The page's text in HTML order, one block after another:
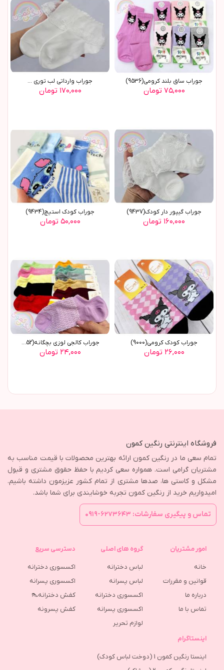
جوراب ساق بلند کرومي(9536)
۷۵,۰۰۰ تومان
جوراب وارداتي لب توري ...
۱۷۰,۰۰۰ تومان
جوراب گيپور دار کودک(9437)
۱۶۰,۰۰۰ تومان
جوراب کودک استيچ(9434)
۵۰,۰۰۰ تومان
جوراب کودک کرومی(9000)
۲۶,۰۰۰ تومان
جوراب کالجی لوزی بچگانه(8852)
۲۴,۰۰۰ تومان
فروشگاه اینترنتی رنگین کمون
تمام سعی ما در رنگین کمون ارائه بهترین محصولات با قیمت مناسب به
مشتریان گرامی است. همواره سعی کردیم با حفظ حقوق مشتری و قبول
مشکل و کاستی ها، صدها مشتری از تمام کشور عزیزمون داشته باشیم.
امیدواریم خرید از رنگین کمون تجربه خوشایندی برای شما باشد.
تماس و پیگیری سفارشات: ۶۲۷۳۶۴۳-۰۹۱۹
امور مشتریان
خانه
قوانین و مقررات
درباره ما
تماس با ما
گروه های اصلی
لباس دخترانه
لباس پسرانه
اکسسوری دخترانه
اکسسوری پسرانه
لوازم تحریر
دسترسی سریع
اکسسوری دخترانه
اکسسوری پسرانه
کفش دخترانه👠
كفش پسرونه
اینستاگرام
اینستا رنگین کمون 1 (دوخت لباس کودک)